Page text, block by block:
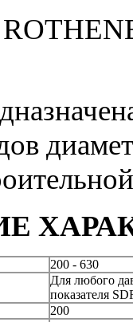
200 - 630
Для любого
показателя
200